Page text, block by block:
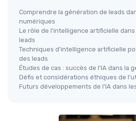
Comprendre la génération de leads
numériques
Le rôle de l'intelligence artificielle
leads
Techniques d'intelligence artificielle
des leads
Études de cas : succès de l'IA dans la
Défis et considérations éthiques de
Futurs développements de l'IA dans